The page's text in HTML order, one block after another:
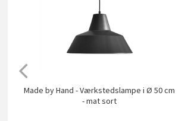
Made by Hand - Værkstedslampe i Ø 50 cm
- mat sort